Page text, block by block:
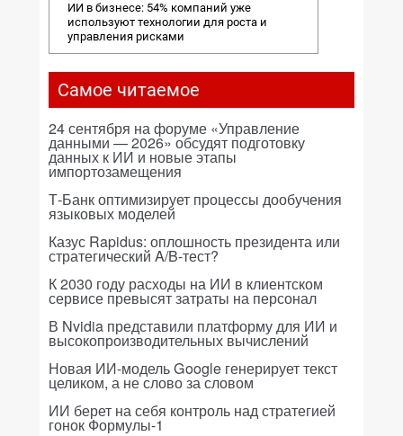
ИИ в бизнесе: 54% компаний уже
используют технологии для роста и
управления рисками
Самое читаемое
24 сентября на форуме «Управление
данными — 2026» обсудят подготовку
данных к ИИ и новые этапы
импортозамещения
Т-Банк оптимизирует процессы дообучения
языковых моделей
Казус Rapidus: оплошность президента или
стратегический A/B-тест?
К 2030 году расходы на ИИ в клиентском
сервисе превысят затраты на персонал
В Nvidia представили платформу для ИИ и
высокопроизводительных вычислений
Новая ИИ-модель Google генерирует текст
целиком, а не слово за словом
ИИ берет на себя контроль над стратегией
гонок Формулы-1